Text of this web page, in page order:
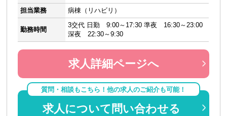
担当業務
病棟（リハビリ）
勤務時間
3交代 日勤 9:00～17:30 準夜 16:30～23:00
深夜 22:30～9:30
求人詳細ページへ
質問・相談もこちら！他の求人のご紹介も可能！
求人について問い合わせる